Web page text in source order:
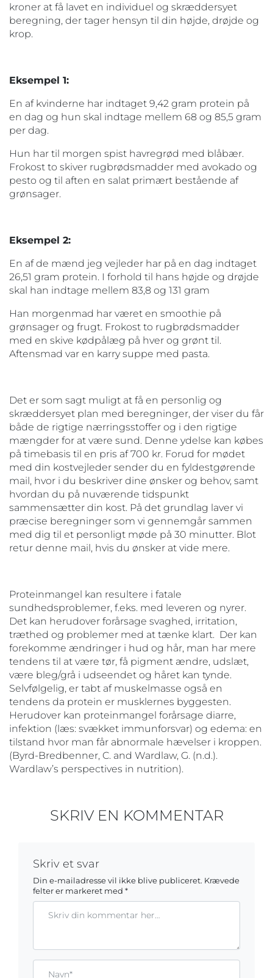
kroner at få lavet en individuel og skræddersyet
beregning, der tager hensyn til din højde, drøjde og
krop.
Eksempel 1:
En af kvinderne har indtaget 9,42 gram protein på
en dag og hun skal indtage mellem 68 og 85,5 gram
per dag.
Hun har til morgen spist havregrød med blåbær.
Frokost to skiver rugbrødsmadder med avokado og
pesto og til aften en salat primært bestående af
grønsager.
Eksempel 2:
En af de mænd jeg vejleder har på en dag indtaget
26,51 gram protein. I forhold til hans højde og drøjde
skal han indtage mellem 83,8 og 131 gram
Han morgenmad har været en smoothie på
grønsager og frugt. Frokost to rugbrødsmadder
med en skive kødpålæg på hver og grønt til.
Aftensmad var en karry suppe med pasta.
Det er som sagt muligt at få en personlig og
skræddersyet plan med beregninger, der viser du får
både de rigtige nærringsstoffer og i den rigtige
mængder for at være sund. Denne ydelse kan købes
på timebasis til en pris af 700 kr. Forud for mødet
med din kostvejleder sender du en fyldestgørende
mail, hvor i du beskriver dine ønsker og behov, samt
hvordan du på nuværende tidspunkt
sammensætter din kost. På det grundlag laver vi
præcise beregninger som vi gennemgår sammen
med dig til et personligt møde på 30 minutter. Blot
retur denne mail, hvis du ønsker at vide mere.
Proteinmangel kan resultere i fatale
sundhedsproblemer, f.eks. med leveren og nyrer.
Det kan herudover forårsage svaghed, irritation,
træthed og problemer med at tænke klart. Der kan
forekomme ændringer i hud og hår, man har mere
tendens til at være tør, få pigment ændre, udslæt,
være bleg/grå i udseendet og håret kan tynde.
Selvfølgelig, er tabt af muskelmasse også en
tendens da protein er musklernes byggesten.
Herudover kan proteinmangel forårsage diarre,
infektion (læs: svækket immunforsvar) og edema: en
tilstand hvor man får abnormale hævelser i kroppen.
(Byrd-Bredbenner, C. and Wardlaw, G. (n.d.).
Wardlaw’s perspectives in nutrition).
SKRIV EN KOMMENTAR
Skriv et svar
Din e-mailadresse vil ikke blive publiceret. Krævede
felter er markeret med *